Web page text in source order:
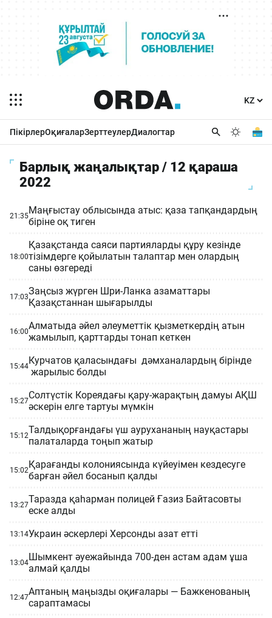
ПікірлерОқиғаларЗерттеулерДиалогтар
Барлық жаңалықтар / 12 қараша
2022
21:35Маңғыстау облысында атыс: қаза тапқандардың
біріне оқ тиген
18:00
Қазақстанда саяси партияларды құру кезінде
тізімдерге қойылатын талаптар мен олардың
саны өзгереді
17:03Заңсыз жүрген Шри-Ланка азаматтары
Қазақстаннан шығарылды
16:00Алматыда әйел әлеуметтік қызметкердің атын
жамылып, қарттарды тонап кеткен
15:44Курчатов қаласындағы дәмханалардың бірінде
жарылыс болды
15:27Солтүстік Кореядағы қару-жарақтың дамуы АҚШ
әскерін елге тартуы мүмкін
15:12Талдықорғандағы үш аурухананың науқастары
палаталарда тоңып жатыр
15:02Қарағанды ​​колониясында күйеуімен кездесуге
барған әйел босанып қалды
13:27Таразда қаһарман полицей Ғазиз Байтасовты
еске алды
13:14Украин әскерлері Херсонды азат етті
13:04Шымкент әуежайында 700-ден астам адам ұша
алмай қалды
12:47Аптаның маңызды оқиғалары — Бажкенованың
сараптамасы